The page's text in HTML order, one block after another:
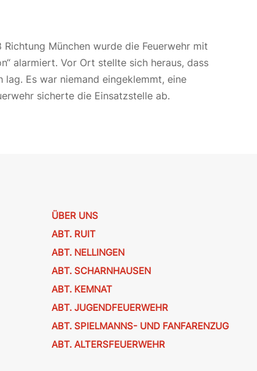
München wurde die Feuerwehr mit
alarmiert. Vor Ort stellte sich heraus, dass
Es war niemand eingeklemmt, eine
sicherte die Einsatzstelle ab.
ÜBER UNS
ABT. RUIT
ABT. NELLINGEN
ABT. SCHARNHAUSEN
ABT. KEMNAT
ABT. JUGENDFEUERWEHR
ABT. SPIELMANNS- UND FANFARENZUG
ABT. ALTERSFEUERWEHR